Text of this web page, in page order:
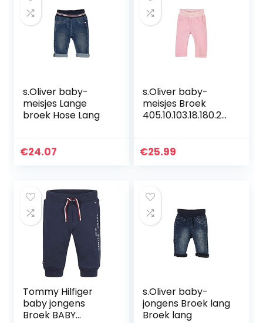
s.Oliver baby-
meisjes Lange
broek Hose Lang
€24.07
s.Oliver baby-
meisjes Broek
405.10.103.18.180.20
€25.99
Tommy Hilfiger
baby jongens
Broek BABY
s.Oliver baby-
jongens Broek lang
Broek lang